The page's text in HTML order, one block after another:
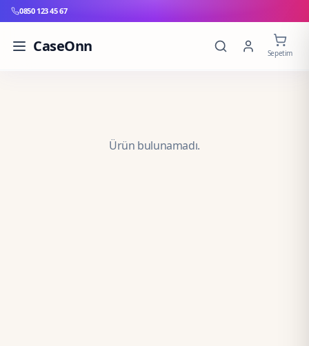
0850 123 45 67
CaseOnn Sepetim
Ürün bulunamadı.